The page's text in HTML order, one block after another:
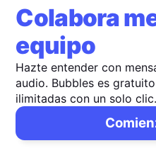
Colabora
equipo
Hazte entender con
audio. Bubbles es
ilimitadas con un solo clic.